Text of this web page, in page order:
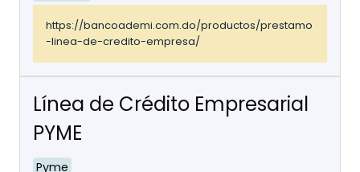
https://bancoademi.com.do/productos/prestamo
-linea-de-credito-empresa/
Línea de Crédito Empresarial
PYME
Pyme